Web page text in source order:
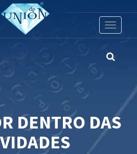
Toggle
DENTRO DAS